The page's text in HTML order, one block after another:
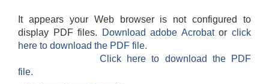
It appears your Web browser is not configured to
display PDF files.
Download adobe Acrobatorclick
here to download the PDF file.
Click here to download the PDF
file.